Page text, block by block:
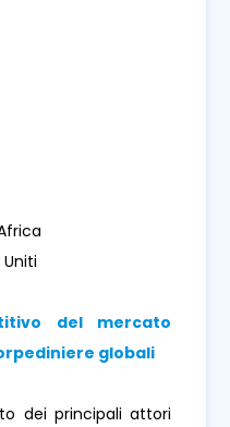
del mercato
globali
dei principali attori